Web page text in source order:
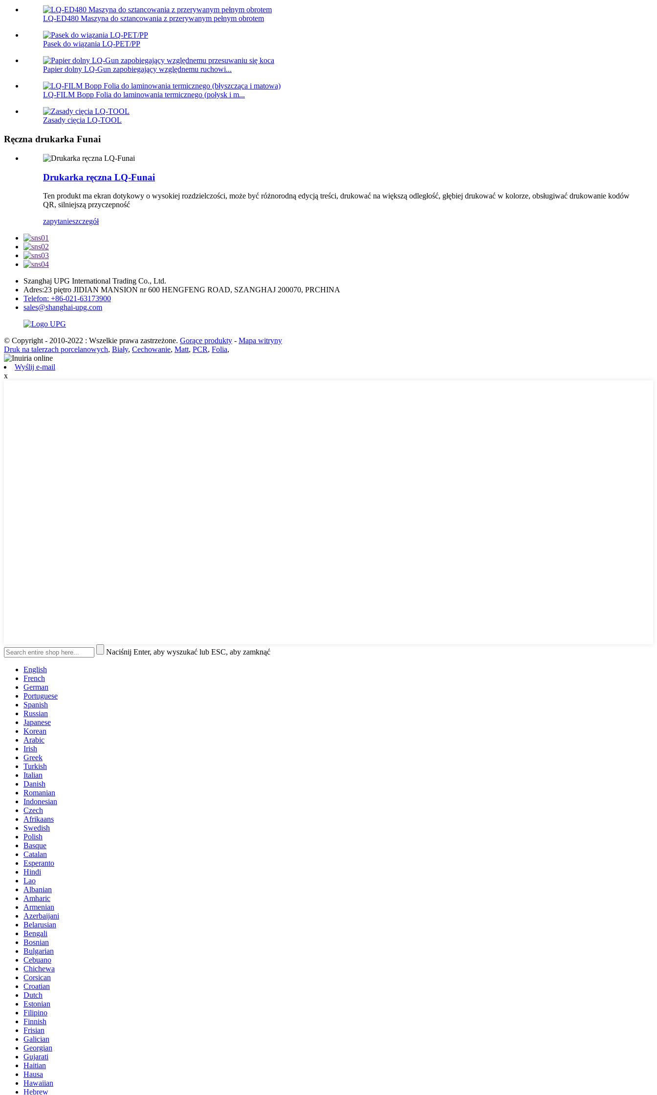
LQ-ED480 Maszyna do sztancowania z przerywanym pełnym obrotem
Pasek do wiązania LQ-PET/PP
Papier dolny LQ-Gun zapobiegający względnemu ruchowi...
LQ-FILM Bopp Folia do laminowania termicznego (połysk i m...
Zasady cięcia LQ-TOOL
Ręczna drukarka Funai
Drukarka ręczna LQ-Funai
Ten produkt ma ekran dotykowy o wysokiej rozdzielczości, może być różnorodną edycją treści, drukować na większą odległość, głębiej drukować w kolorze, obsługiwać drukowanie kodów
QR, silniejszą przyczepność
zapytanieszczegół
Szanghaj UPG International Trading Co., Ltd.
Adres:23 piętro JIDIAN MANSION nr 600 HENGFENG ROAD, SZANGHAJ 200070, PRCHINA
Telefon: +86-021-63173900
sales@shanghai-upg.com
© Copyright - 2010-2022 : Wszelkie prawa zastrzeżone. Gorące produkty - Mapa witryny
Druk na talerzach porcelanowych, Biały, Cechowanie, Matt, PCR, Folia,
Wyślij e-mail
x
Naciśnij Enter, aby wyszukać lub ESC, aby zamknąć
English
French
German
Portuguese
Spanish
Russian
Japanese
Korean
Arabic
Irish
Greek
Turkish
Italian
Danish
Romanian
Indonesian
Czech
Afrikaans
Swedish
Polish
Basque
Catalan
Esperanto
Hindi
Lao
Albanian
Amharic
Armenian
Azerbaijani
Belarusian
Bengali
Bosnian
Bulgarian
Cebuano
Chichewa
Corsican
Croatian
Dutch
Estonian
Filipino
Finnish
Frisian
Galician
Georgian
Gujarati
Haitian
Hausa
Hawaiian
Hebrew